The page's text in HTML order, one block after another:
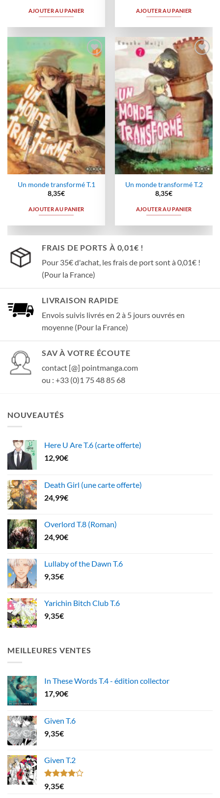
AJOUTER AU PANIER AJOUTER AU PANIER
Ajouter
à la
wishlist
Un monde transformé T.1
8,35€
AJOUTER AU PANIER
wishlist
Un monde transformé T.2
8,35€
AJOUTER AU PANIER
FRAIS DE PORTS À 0,01€ !
Pour 35€ d'achat, les frais de port sont à 0,01€ !
(Pour la France)
LIVRAISON RAPIDE
Envois suivis livrés en 2 à 5 jours ouvrés en
moyenne (Pour la France)
SAV À VOTRE ÉCOUTE
contact [@] pointmanga.com
ou : +33 (0)1 75 48 85 68
NOUVEAUTÉS
Here U Are T.6 (carte offerte)
12,90€
Death Girl (une carte offerte)
24,99€
Overlord T.8 (Roman)
24,90€
Lullaby of the Dawn T.6
9,35€
Yarichin Bitch Club T.6
9,35€
MEILLEURES VENTES
In These Words T.4 - édition collector
17,90€
Given T.6
9,35€
Given T.2
Note
4.00
9,35€